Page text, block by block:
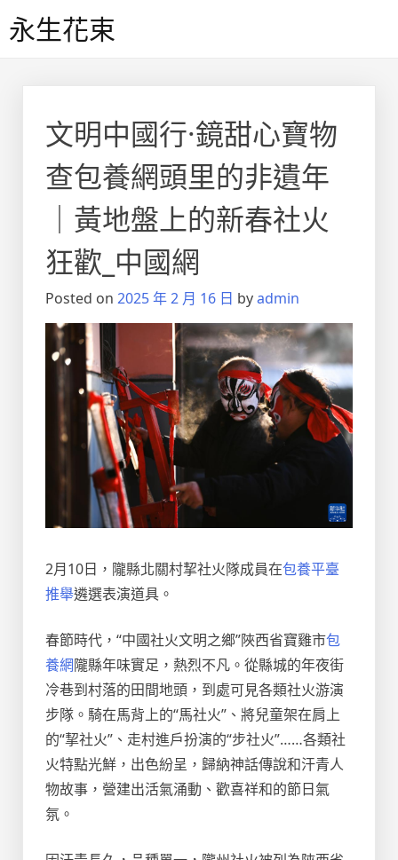
to永生花束
文明中國行·鏡甜心寶物
查包養網頭里的非遺年
｜黃地盤上的新春社火
狂歡_中國網
Posted on 2025 年 2 月 16 日 byadmin
2月10日，隴縣北關村挈社火隊成員在包養平臺
推舉遴選表演道具。
春節時代，“中國社火文明之鄉”陜西省寶雞市包
養網隴縣年味實足，熱烈不凡。從縣城的年夜街
冷巷到村落的田間地頭，到處可見各類社火游演
步隊。騎在馬背上的“馬社火”、將兒童架在肩上
的“挈社火”、走村進戶扮演的“步社火”……各類社
火特點光鮮，出色紛呈，歸納神話傳說和汗青人
物故事，營建出活氣涌動、歡喜祥和的節日氣
氛。